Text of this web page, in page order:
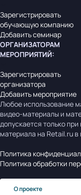
Зарегистрировать
обучающую компанию
Добавить семинар
ОРГАНИЗАТОРАМ
МЕРОПРИЯТИЙ:
Зарегистрировать
организатора
Добавить мероприятие
Любое использование
видео-материалы и
допускается только
материала на Retail.ru в
Политика
Политика обработки
О проекте